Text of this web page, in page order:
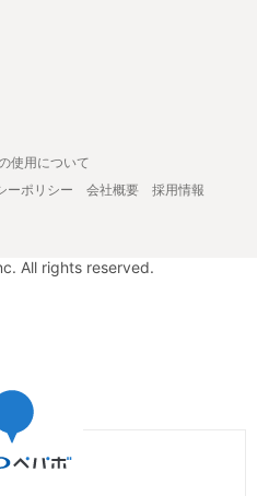
使用について
ーポリシー 会社概要
採用情報
All rights reserved.